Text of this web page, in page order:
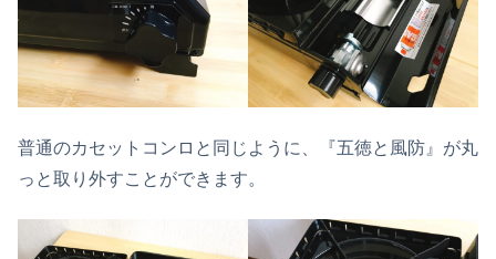
普通のカセットコンロと同じように、『五徳と風防』が丸
っと取り外すことができます。